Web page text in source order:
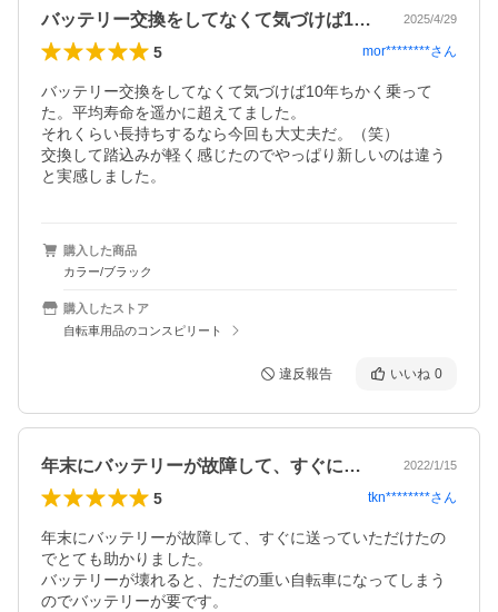
バッテリー交換をしてなくて気づけば10… 2025/4/29
5 mor********さん
バッテリー交換をしてなくて気づけば10年ちかく乗って
た。平均寿命を遥かに超えてました。
それくらい長持ちするなら今回も大丈夫だ。（笑）
交換して踏込みが軽く感じたのでやっぱり新しいのは違う
と実感しました。
購入した商品
カラー/ブラック
購入したストア
自転車用品のコンスピリート
違反報告 いいね 0
年末にバッテリーが故障して、すぐに送っ… 2022/1/15
5 tkn********さん
年末にバッテリーが故障して、すぐに送っていただけたの
でとても助かりました。
バッテリーが壊れると、ただの重い自転車になってしまう
のでバッテリーが要です。